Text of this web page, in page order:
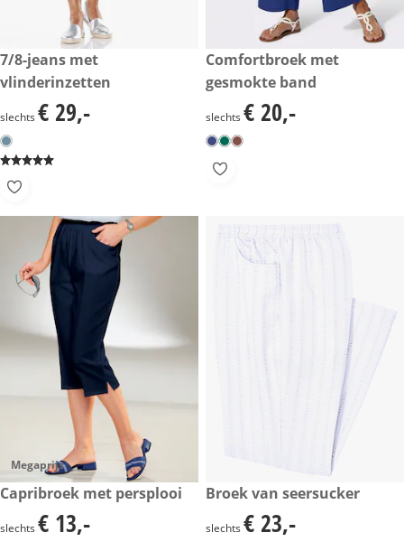
€ 29,-
7/8-jeans met
vlinderinzetten
€ 29,-
slechts € 29,-
€ 20,-
Comfortbroek met
gesmokte band
€ 20,-
slechts € 20,-
Megaprijs
€ 13,-
Capribroek met persplooi
€ 13,-
slechts € 13,-
€ 23,-
Broek van seersucker
€ 23,-
slechts € 23,-